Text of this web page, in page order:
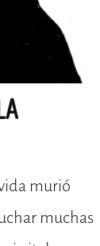
murió
muchas